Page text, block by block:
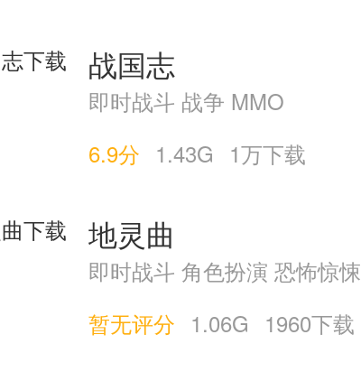
战国志
即时战斗 战争 MMO
6.9分 1.43G 1万下载
地灵曲
即时战斗 角色扮演 恐怖惊悚
暂无评分 1.06G 1960下载